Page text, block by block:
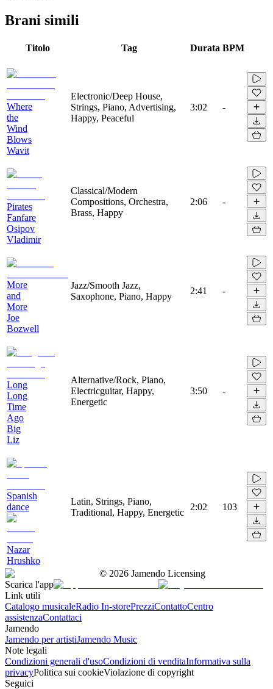
Brani simili
Titolo Tag Durata BPM
Where
the
Wind
Blows
Wavit
Electronic/Deep House,
Strings, Piano, Advertising,
Happy, Peaceful
3:02 -
Pirates
Fanfare
Osipov
Vladimir
Classical/Modern
Compositions, Orchestra,
Brass, Happy
2:06 -
More
and
More
Joe
Bozwell
Jazz/Smooth Jazz,
Saxophone, Piano, Happy
2:41 -
Long
Long
Time
Ago
Big
Liz
Alternative/Rock, Piano,
Electricguitar, Happy,
Energetic
3:50 -
Spanish
dance
Nazar
Hrushko
Latin, Strings, Piano,
Traditional, Happy, Energetic
2:02 103
© 2026 Jamendo Licensing
Scarica l'app
Link utili
Catalogo musicaleRadio In-storePrezziContattoCentro
assistenzaContattaci
Jamendo
Jamendo per artistiJamendo Music
Note legali
Condizioni generali d'usoCondizioni di venditaInformativa sulla
privacyPolitica sui cookieViolazione di copyright
Seguici